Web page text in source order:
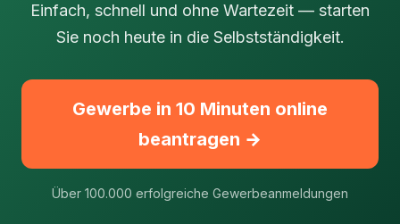
Einfach, schnell und ohne Wartezeit — starten
Sie noch heute in die Selbstständigkeit.
Gewerbe in 10 Minuten online
beantragen →
Über 100.000 erfolgreiche Gewerbeanmeldungen